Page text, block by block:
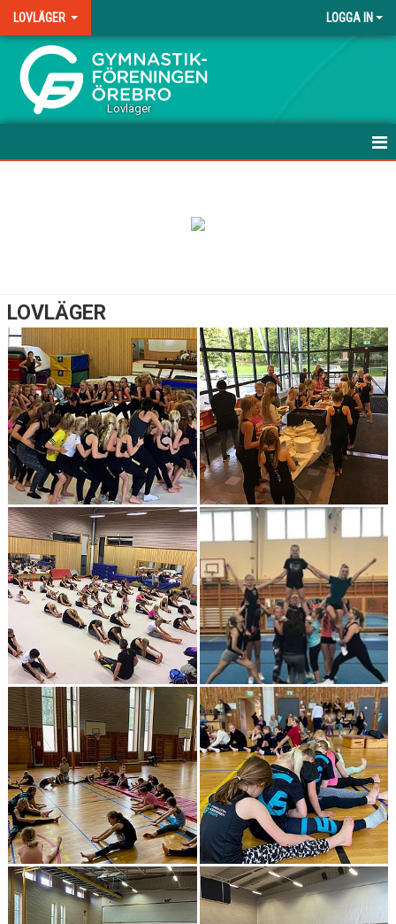
LOVLÄGER LOGGA IN
.
Lovläger
LOVLÄGER